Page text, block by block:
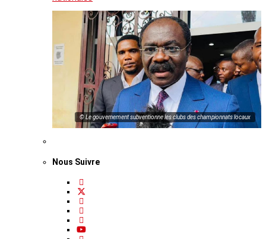
© Le gouvernement subventionne les clubs des championnats locaux
Nous Suivre